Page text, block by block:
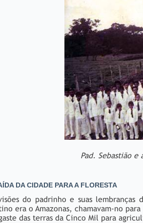
Pad. Sebastião
DA CIDADE PARA A FLORESTA
do padrinho e suas
era o Amazonas, chamavam-no
das terras da Cinco Mil para